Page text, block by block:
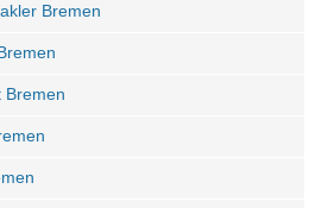
Bremen
Bremen